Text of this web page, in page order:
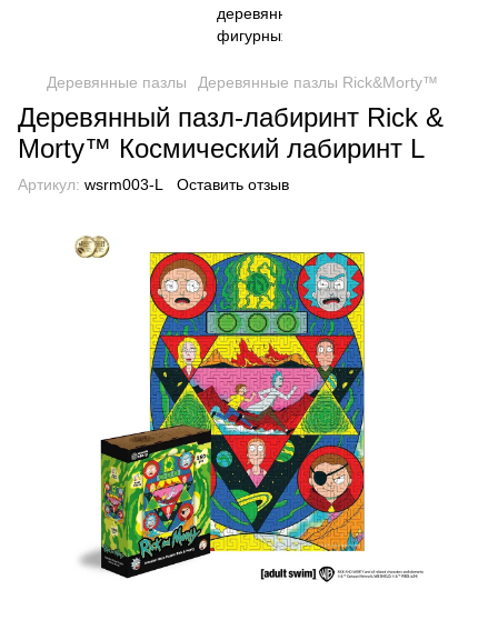
Деревянные пазлы Деревянные пазлы Rick&Morty™
Деревянный пазл-лабиринт Rick &
Morty™ Космический лабиринт L
Артикул: wsrm003-L Оставить отзыв